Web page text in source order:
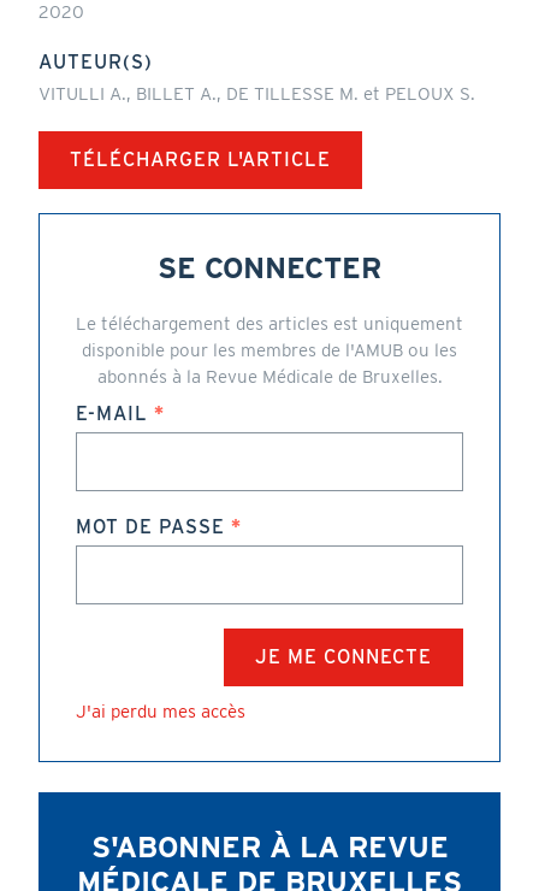
2020
AUTEUR(S)
VITULLI A., BILLET A., DE TILLESSE M. et PELOUX S.
TÉLÉCHARGER L'ARTICLE
SE CONNECTER
Le téléchargement des articles est uniquement
disponible pour les membres de l'AMUB ou les
abonnés à la Revue Médicale de Bruxelles.
E-MAIL
MOT DE PASSE
J'ai perdu mes accès
S'ABONNER À LA REVUE
MÉDICALE DE BRUXELLES